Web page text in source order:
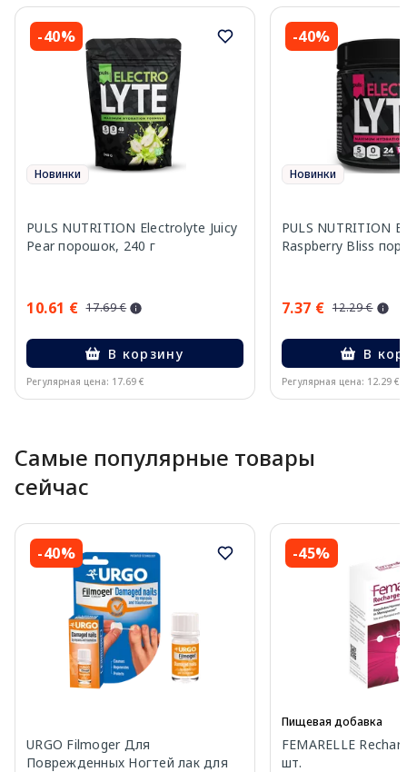
-40%
Новинки
PULS NUTRITION Electrolyte Juicy
Pear порошок, 240 г
10.61 € 17.69 €
В корзину
Регулярная цена: 17.69 €
-40%
Новинки
PULS NUTRITION
Raspberry Bliss
7.37 € 12.29 €
В
Регулярная цена: 12.29 €
Самые популярные товары
сейчас
-40%
URGO Filmoger Для
Поврежденных Ногтей лак для
-45%
Пищевая добавка
FEMARELLE
шт.